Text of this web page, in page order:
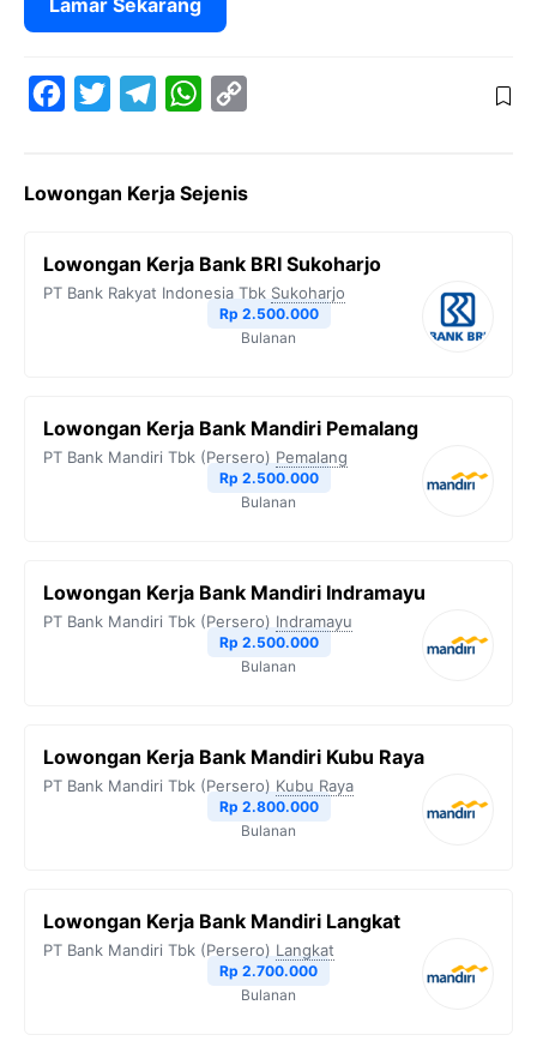
Lamar Sekarang
e
o
t
e
e
r
W
t
A
y
n
k
Lowongan Kerja Sejenis
Lowongan Kerja Bank BRI Sukoharjo
PT Bank Rakyat Indonesia Tbk Sukoharjo
Rp 2.500.000
Bulanan
Lowongan Kerja Bank Mandiri Pemalang
PT Bank Mandiri Tbk (Persero) Pemalang
Rp 2.500.000
Bulanan
Lowongan Kerja Bank Mandiri Indramayu
PT Bank Mandiri Tbk (Persero) Indramayu
Rp 2.500.000
Bulanan
Lowongan Kerja Bank Mandiri Kubu Raya
PT Bank Mandiri Tbk (Persero) Kubu Raya
Rp 2.800.000
Bulanan
Lowongan Kerja Bank Mandiri Langkat
PT Bank Mandiri Tbk (Persero) Langkat
Rp 2.700.000
Bulanan